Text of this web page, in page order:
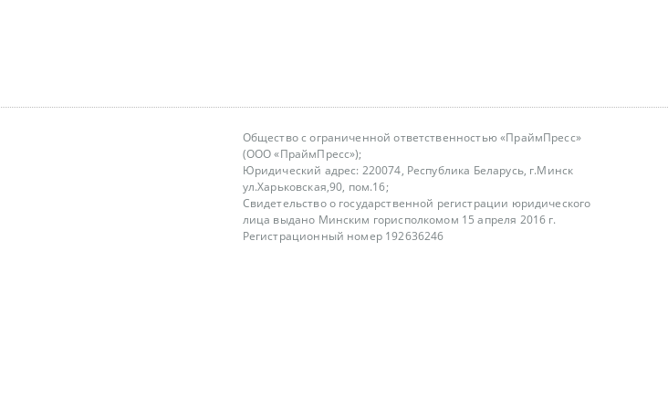
Общество с ограниченной ответственностью «ПраймПресс»
(ООО «ПраймПресс»);
Юридический адрес: 220074, Республика Беларусь, г.Минск
ул.Харьковская,90, пом.16;
Свидетельство о государственной регистрации юридического
лица выдано Минским горисполкомом 15 апреля 2016 г.
Регистрационный номер 192636246